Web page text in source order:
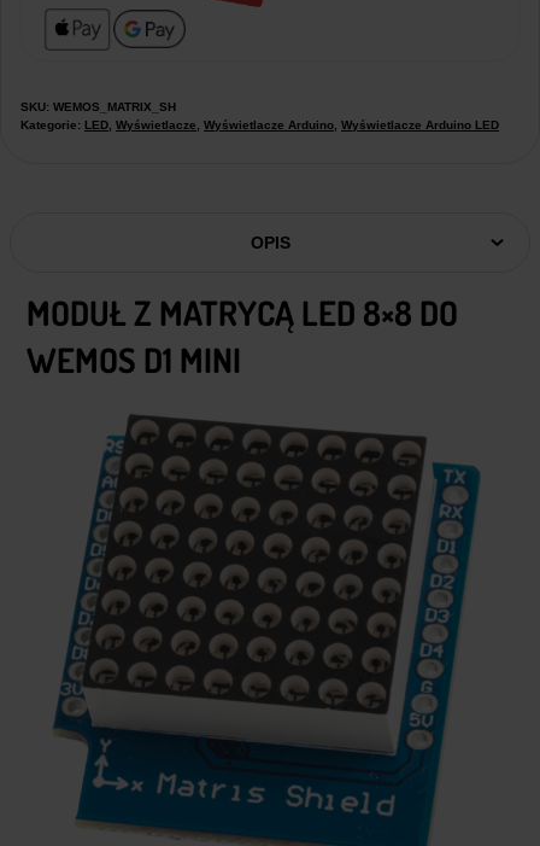
SKU: WEMOS_MATRIX_SH
Kategorie: LED Wyświetlacze Wyświetlacze Arduino Wyświetlacze Arduino LED
OPIS
MODUŁ Z MATRYCĄ LED 8×8 DO
WEMOS D1 MINI